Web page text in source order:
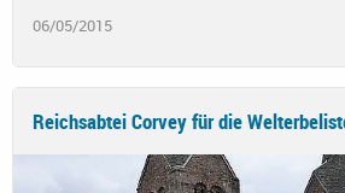
06/05/2015
Reichsabtei Corvey für die